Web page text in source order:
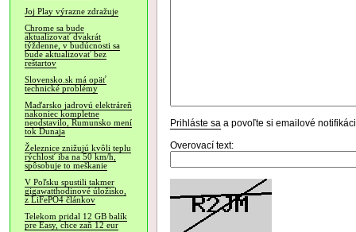
Joj Play výrazne zdražuje
Chrome sa bude
aktualizovať dvakrát
týždenne, v budúcnosti sa
bude aktualizovať bez
reštartov
Slovensko.sk má opäť
technické problémy
Maďarsko jadrovú elektráreň
nakoniec kompletne
neodstavilo, Rumunsko mení
tok Dunaja
Železnice znižujú kvôli teplu
rýchlosť iba na 50 km/h,
spôsobuje to meškanie
V Poľsku spustili takmer
gigawatthodinové úložisko,
z LiFePO4 článkov
Telekom pridal 12 GB balík
pre Easy, chce zaň 12 eur
Prihláste sa a povoľte si emailové
Overovací text: